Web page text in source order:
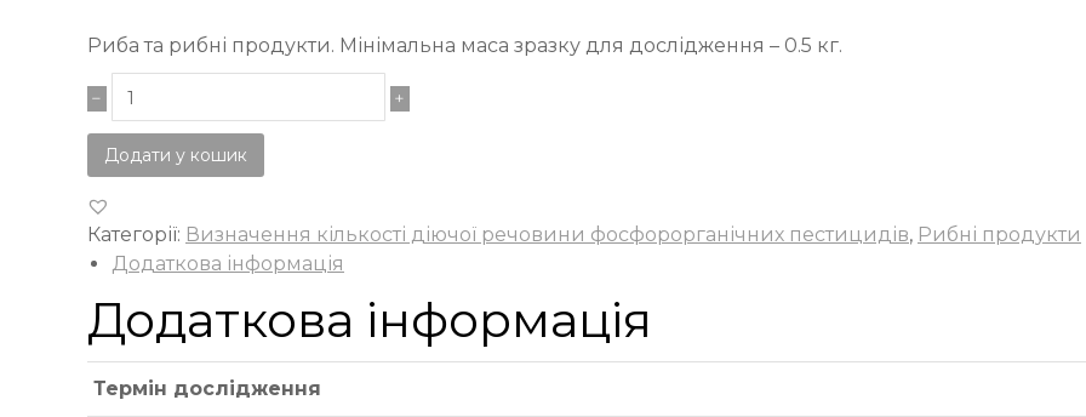
Риба та рибні продукти. Мінімальна маса зразку для дослідження – 0.5 кг.
Додати у кошик
Категорії: Визначення кількості діючої речовини фосфорорганічних пестицидів, Рибні продукти
Додаткова інформація
Додаткова інформація
Термін дослідження